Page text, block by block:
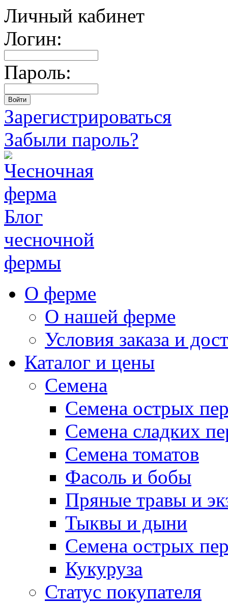
Личный кабинет
Логин:
Пароль:
Зарегистрироваться
Забыли пароль?
Блог
чесночной
фермы
О ферме
О нашей ферме
Условия заказа и
Каталог и цены
Семена
Семена острых
Семена сладких
Семена томатов
Фасоль и бобы
Пряные травы и
Тыквы и дыни
Семена острых
Кукуруза
Статус покупателя